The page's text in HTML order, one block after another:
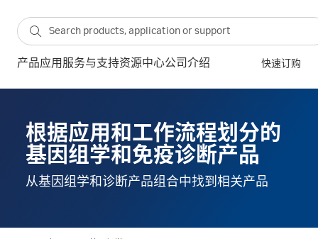
产品应用 服务与支持资源中心公司介绍 快速订购
根据应用和工作流程划分的
基因组学和免疫诊断产品
从基因组学和诊断产品组合中找到相关产品